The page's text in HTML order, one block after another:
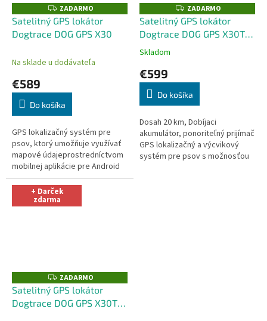
Z
A
D
A
O
ZADARMO
Satelitný GPS lokátor
Dogtrace DOG GPS X30
Na sklade u dodávateľa
€589
Do košíka
GPS lokalizačný systém pre
psov, ktorý umožňuje využívať
mapové údajeprostredníctvom
mobilnej aplikácie pre Android
alebo iOS. Aplikácia umožňuje
zobrazenie všetkých
spárovaných...
Z
A
D
A
ZADARMO
Satelitný GPS lokátor
Dogtrace DOG GPS X30T -
s výcvikovým modulom
Priemerné
produktu
5,0
5
hviezdičiek.
Skladom
€599
Do košíka
Dosah 20 km, Dobíjaci
akumulátor, ponoriteľný prijímač
GPS lokalizačný a výcvikový
systém pre psov s možnosťou
+ Darček
zdarma
Z
A
D
A
ZADARMO
Satelitný GPS lokátor
Dogtrace DOG GPS X30T